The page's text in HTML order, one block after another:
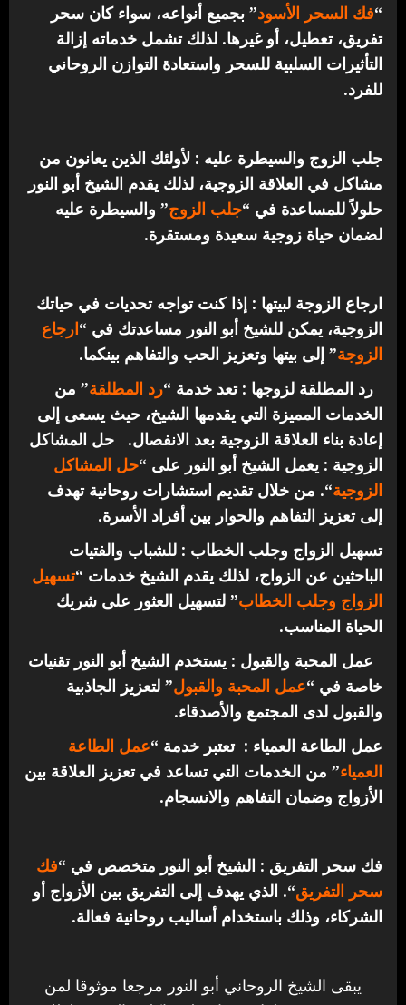
“فك السحر الأسود” بجميع أنواعه، سواء كان سحر
تفريق، تعطيل، أو غيرها. لذلك تشمل خدماته إزالة
التأثيرات السلبية للسحر واستعادة التوازن الروحاني
للفرد.
جلب الزوج والسيطرة عليه : لأولئك الذين يعانون من
مشاكل في العلاقة الزوجية، لذلك يقدم الشيخ أبو النور
حلولاً للمساعدة في “جلب الزوج” والسيطرة عليه
لضمان حياة زوجية سعيدة ومستقرة.
ارجاع الزوجة لبيتها : إذا كنت تواجه تحديات في حياتك
الزوجية، يمكن للشيخ أبو النور مساعدتك في “ارجاع
الزوجة” إلى بيتها وتعزيز الحب والتفاهم بينكما.
رد المطلقة لزوجها : تعد خدمة “رد المطلقة” من
الخدمات المميزة التي يقدمها الشيخ، حيث يسعى إلى
إعادة بناء العلاقة الزوجية بعد الانفصال.
حل المشاكل
الزوجية : يعمل الشيخ أبو النور على “حل المشاكل
الزوجية“. من خلال تقديم استشارات روحانية تهدف
إلى تعزيز التفاهم والحوار بين أفراد الأسرة.
تسهيل الزواج وجلب الخطاب : للشباب والفتيات
الباحثين عن الزواج، لذلك يقدم الشيخ خدمات “تسهيل
الزواج وجلب الخطاب” لتسهيل العثور على شريك
الحياة المناسب.
عمل المحبة والقبول : يستخدم الشيخ أبو النور تقنيات
خاصة في “عمل المحبة والقبول” لتعزيز الجاذبية
والقبول لدى المجتمع والأصدقاء.
عمل الطاعة العمياء : تعتبر خدمة “عمل الطاعة
العمياء” من الخدمات التي تساعد في تعزيز العلاقة بين
الأزواج وضمان التفاهم والانسجام.
فك سحر التفريق : الشيخ أبو النور متخصص في “فك
سحر التفريق“. الذي يهدف إلى التفريق بين الأزواج أو
الشركاء، وذلك باستخدام أساليب روحانية فعالة.
يبقى الشيخ الروحاني أبو النور مرجعا موثوقا لمن